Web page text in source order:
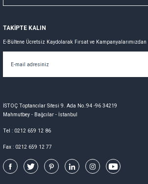
TAKİPTE KALIN
E-Bültene Ücretsiz Kaydolarak Fırsat ve
İSTOÇ Toptancılar Sitesi 9. Ada No.:94 -96 34219
Mahmutbey - Bağcılar - İstanbul
Tel : 0212 659 12 86
Fax : 0212 659 12 77